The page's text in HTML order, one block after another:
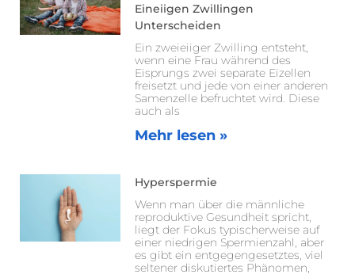
Eineiigen Zwillingen
Unterscheiden
Ein zweieiiger Zwilling entsteht,
wenn eine Frau während des
Eisprungs zwei separate Eizellen
freisetzt und jede von einer anderen
Samenzelle befruchtet wird. Diese
auch als
Mehr lesen »
Hyperspermie
Wenn man über die männliche
reproduktive Gesundheit spricht,
liegt der Fokus typischerweise auf
einer niedrigen Spermienzahl, aber
es gibt ein entgegengesetztes, viel
seltener diskutiertes Phänomen,